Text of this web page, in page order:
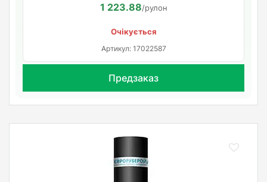
1 223.88/рулон
Очікується
Артикул: 17022587
Предзаказ